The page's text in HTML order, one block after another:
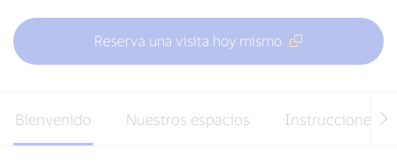
Reserva una visita hoy mismo
Bienvenido Nuestros espacios Instrucciones